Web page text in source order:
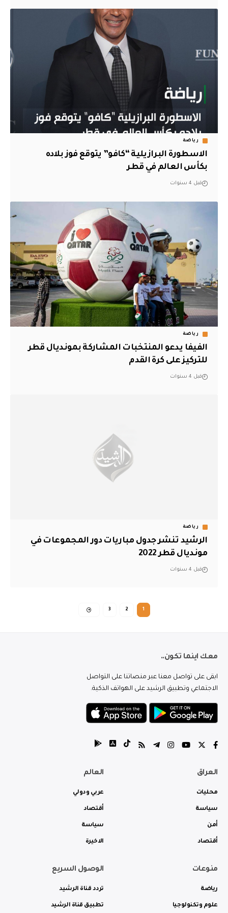
رياضة
الاسطورة البرازيلية “كافو” يتوقع فوز بلاده
بكأس العالم في قطر
قبل 4 سنوات
رياضة
الفيفا يدعو المنتخبات المشاركة بمونديال قطر
للتركيز على كرة القدم
قبل 4 سنوات
رياضة
الرشيد تنشر جدول مباريات دور المجموعات في
مونديال قطر 2022
قبل 4 سنوات
1
2
3
معك اينما تكون..
ابقى على تواصل معنا عبر منصاتنا على التواصل
الاجتماعي وتطبيق الرشيد على الهواتف الذكية.
العراق
محليات
سياسة
أمن
أقتصاد
العالم
عربي ودولي
أقتصاد
سياسة
الاخيرة
منوعات
رياضة
علوم وتكنولوجيا
الوصول السريع
تردد قناة الرشيد
تطبيق قناة الرشيد